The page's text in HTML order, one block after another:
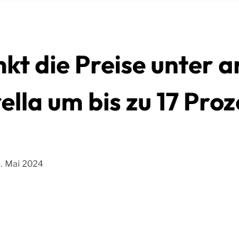
die Preise unter
um bis zu 17
Mai 2024